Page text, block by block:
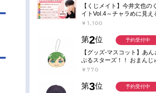
【くじメイト】今井文也の
イトVol.4～チャラめに見え
馴染、実は一途で独占欲が
￥1,100
第2位
【グッズ-マスコット】あん
ぶるスターズ！！ おまんじ
にぎにぎマスコット ねくす
￥770
予約受付中
第3位 予約受付中